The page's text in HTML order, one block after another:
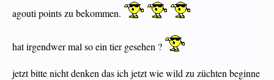
agouti points zu bekommen.
hat irgendwer mal so ein tier gesehen ?
jetzt bitte nicht denken das ich jetzt wie wild zu züchten beginne